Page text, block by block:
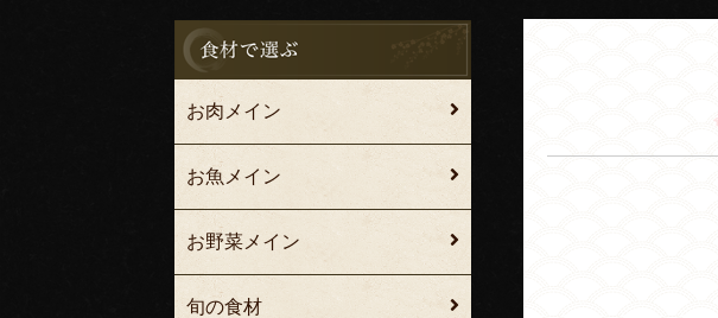
お肉メイン
お魚メイン
お野菜メイン
旬の食材